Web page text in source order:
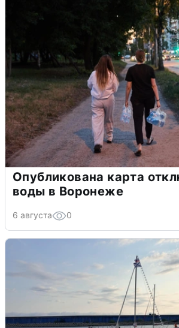
Опубликована карта
воды в Воронеже
6 августа 0